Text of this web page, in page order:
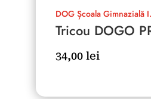
DOG Școala Gimnazială
Tricou DOGO
34,00 lei